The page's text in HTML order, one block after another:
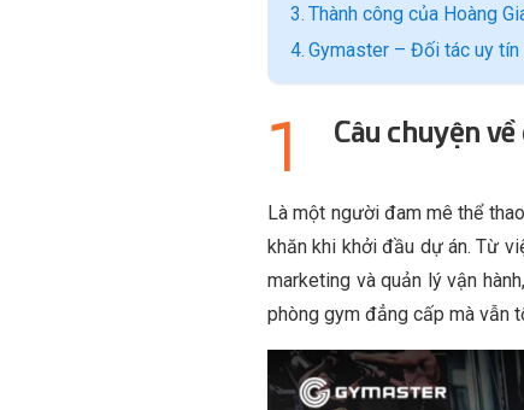
Thành công của Hoàng
Gymaster – Đối tác uy tín
Câu chuyện
Là một người đam mê thể
khăn khi khởi đầu dự án. Từ
marketing và quản lý vận
phòng gym đẳng cấp mà vẫn